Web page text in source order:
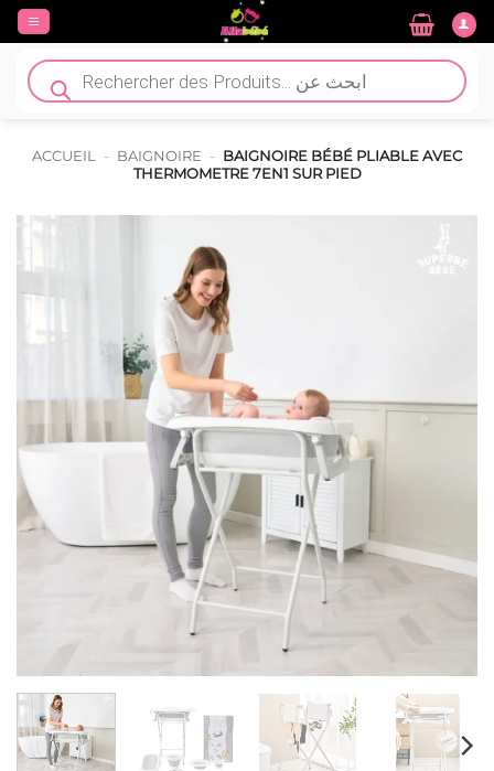
Passer
contenu
Recherche
de
produits
ACCUEIL - BAIGNOIRE - BAIGNOIRE BÉBÉ PLIABLE AVEC
THERMOMETRE 7EN1 SUR PIED